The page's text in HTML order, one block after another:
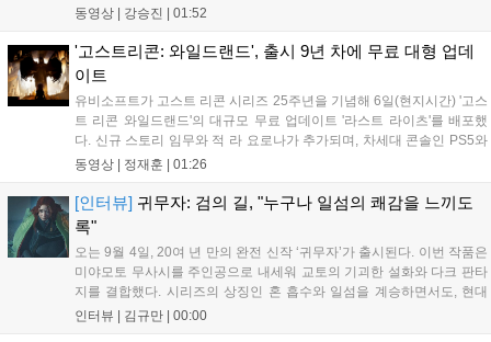
플레이 영상 공개를 시작으로 10일 시즌4 트레일러를 선보이며, 11일 시
론의 대립이 본격화될 전망이다....
동영상 | 강승진 01:52
'고스트리콘: 와일드랜드', 출시 9년 차에 무료 대형 업데
이트
유비소프트가 고스트 리콘 시리즈 25주년을 기념해 6일(현지시간) '고스
트 리콘 와일드랜드'의 대규모 무료 업데이트 '라스트 라이츠'를 배포했
다. 신규 스토리 임무와 적 라 요로나가 추가되며, 차세대 콘솔인 PS5와
Xbox Series X|S에서 4K 60FPS를 지원한다. 또한 편의성 개선과 함께
리를 제공한다....
동영상 | 정재훈 01:26
[인터뷰] 귀무자: 검의 길, "누구나 일섬의 쾌감을 느끼도
록"
오는 9월 4일, 20여 년 만의 완전 신작 ‘귀무자’가 출시된다. 이번 작품은
미야모토 무사시를 주인공으로 내세워 교토의 기괴한 설화와 다크 판타
지를 결합했다. 시리즈의 상징인 혼 흡수와 일섬을 계승하면서도, 현대
적인 검극 액션과 '무너뜨리기 일섬'을 더해 전투의 깊이를 더했다. 개발
인터뷰 | 김규만 00:00